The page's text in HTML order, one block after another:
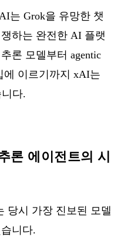
는 Grok을 유망한 챗
하는 완전한 AI 플랫
론 모델부터 agentic
에 이르기까지 xAI는
다.
론 에이전트의 시
시 가장 진보된 모델
니다.